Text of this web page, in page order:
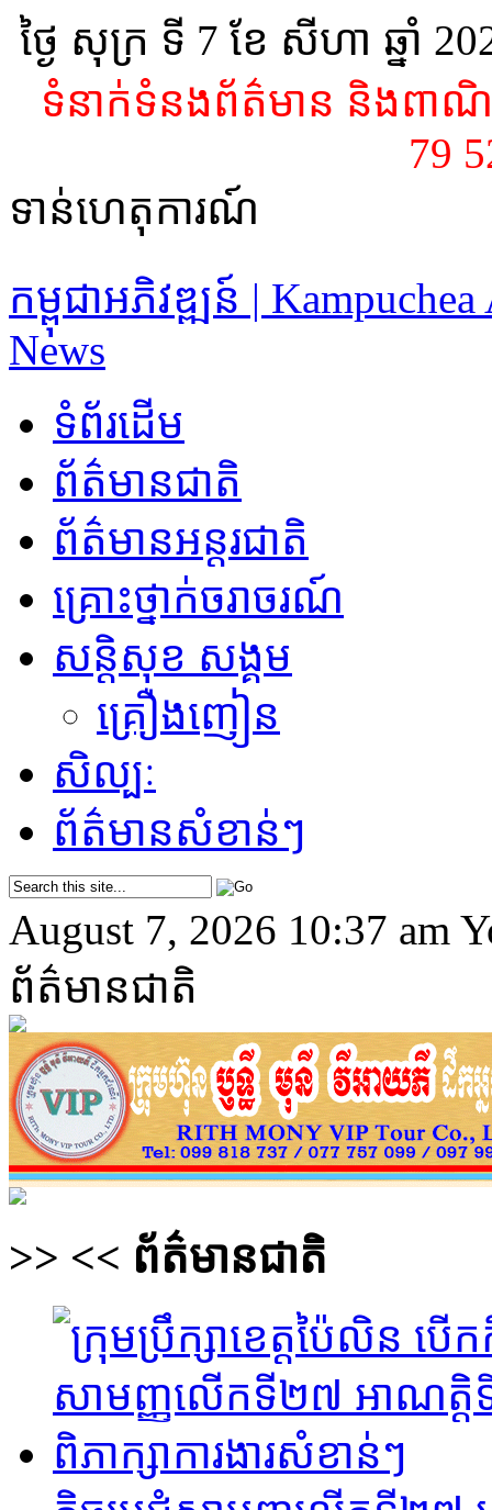
ថ្ងៃ សុក្រ ទី 7​ ខែ សីហា ឆ្នាំ
ទំនាក់ទំនងព័ត៌មាន និងពាណិជ្
79
ទាន់ហេតុការណ៍
កម្ពុជាអភិវឌ្ឍន៍ |
News
ទំព័រដើម
ព័ត៌មានជាតិ
ព័ត៌មានអន្តរជាតិ
គ្រោះថ្នាក់​ចរាចរណ៍
សន្តិសុខ សង្គម
គ្រឿងញៀន
សិល្បៈ
ព័ត៌មាន​សំខាន់ៗ
August 7, 2026 10:37 am
ព័ត៌មានជាតិ
>> << ព័ត៌មានជាតិ